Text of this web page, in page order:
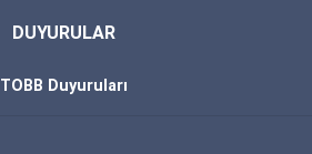
DUYURULAR
TOBB Duyuruları